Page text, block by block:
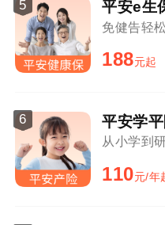
5 平安e生
免健告轻
188元起
6 平安学
110元/年